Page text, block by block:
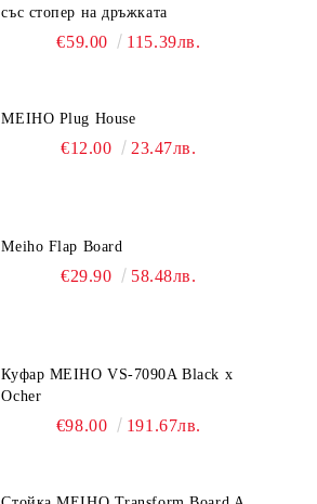
със стопер на дръжката
€59.00 115.39лв.
MEIHO Plug House
€12.00 23.47лв.
Meiho Flap Board
€29.90 58.48лв.
Куфар MEIHO VS-7090A Black x
Ocher
€98.00 191.67лв.